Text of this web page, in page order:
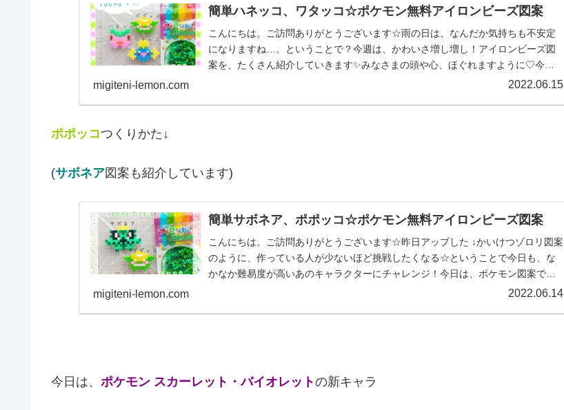
簡単ハネッコ、ワタッコ☆ポケモン無料アイロンビーズ図案
こんにちは。ご訪問ありがとうございます☆雨の日は、なんだか気持ちも不安定
になりますね…。ということで？今週は、かわいさ増し増し！アイロンビーズ図
案を、たくさん紹介していきます✨みなさまの頭や心、ほぐれますように♡今日
migiteni-lemon.com 2022.06.15
ポポッコつくりかた↓
(サボネア図案も紹介しています)
簡単サボネア、ポポッコ☆ポケモン無料アイロンビーズ図案
こんにちは。ご訪問ありがとうございます☆昨日アップした ↓かいけつゾロリ図案
のように、作っている人が少ないほど挑戦したくなる☆ということで今日も、な
かなか難易度が高いあのキャラクターにチャレンジ！今日は、ポケモン図案で
migiteni-lemon.com 2022.06.14
今日は、 ポケモン スカーレット・バイオレットの新キャラ